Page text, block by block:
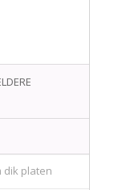
dik platen